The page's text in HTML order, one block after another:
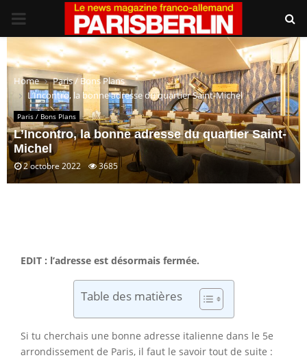
PRIMARY
MENU
Home
Paris / Bons Plans
L’Incontro, la bonne adresse du quartier Saint-Michel
Paris / Bons Plans
L’Incontro, la bonne adresse du quartier Saint-
Michel
2 octobre 2022 3685
EDIT : l’adresse est désormais fermée.
Table des matières
Si tu cherchais une bonne adresse italienne dans le 5e
arrondissement de Paris, il faut le savoir tout de suite :